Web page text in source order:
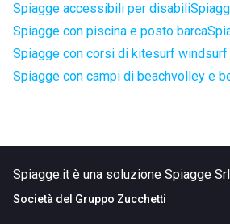
Spiagge accessibili per disabili
Spiagge con piscina e posto barca
Spiagge con corsi di kitesurf windsurf
Spiagge con campi di beachvolley e
Spiagge.it è una soluzione Spiagge Srl
Società del Gruppo Zucchetti